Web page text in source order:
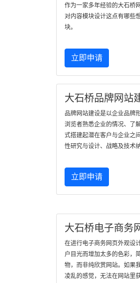
作为一家多年经验的大石桥
对内容模块设计这点有哪些
块。
立即申请
大石桥品牌网站
品牌网站建设是以企业品牌
浏览者熟悉企业的情况、了
式搭建起潜在客户与企业之
性研究与设计、战略及技术
立即申请
大石桥电子商务
在进行电子商务网页外观设
户目光而增加太多的色彩，
物，而非纯欣赏网站。如果
凌乱的感觉，无法在网站里